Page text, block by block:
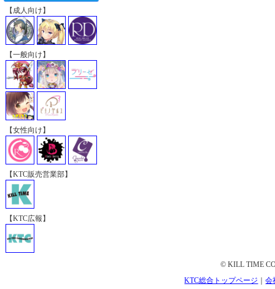
【成人向け】
【一般向け】
【女性向け】
【KTC販売営業部】
【KTC広報】
© KILL TIME
KTC総合トップページ
｜会